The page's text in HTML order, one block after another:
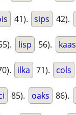
41). sips 42).
lisp 56). kaas
ilka 71). cols
85). oaks 86).